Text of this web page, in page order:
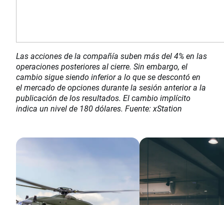
Las acciones de la compañía suben más del 4% en las
operaciones posteriores al cierre. Sin embargo, el
cambio sigue siendo inferior a lo que se descontó en
el mercado de opciones durante la sesión anterior a la
publicación de los resultados. El cambio implícito
indica un nivel de 180 dólares. Fuente: xStation